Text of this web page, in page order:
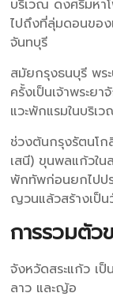
บริเวณ ดงศรีมหา
ไปถึงที่ลุ่มดอนของ
จันทบุรี
สมัยกรุงธนบุรี พร
ครั้งเป็นเจ้าพระย
แวะพักแรมในบริเ
ช่วงต้นกรุงรัตนโก
เสนี) ขุนพลแก้วใน
พักทัพก่อนยกไปป
ญวนแล้วสร้างเป็น
การรวมตัว
จังหวัดสระแก้ว เ
ลาว และญ้อ